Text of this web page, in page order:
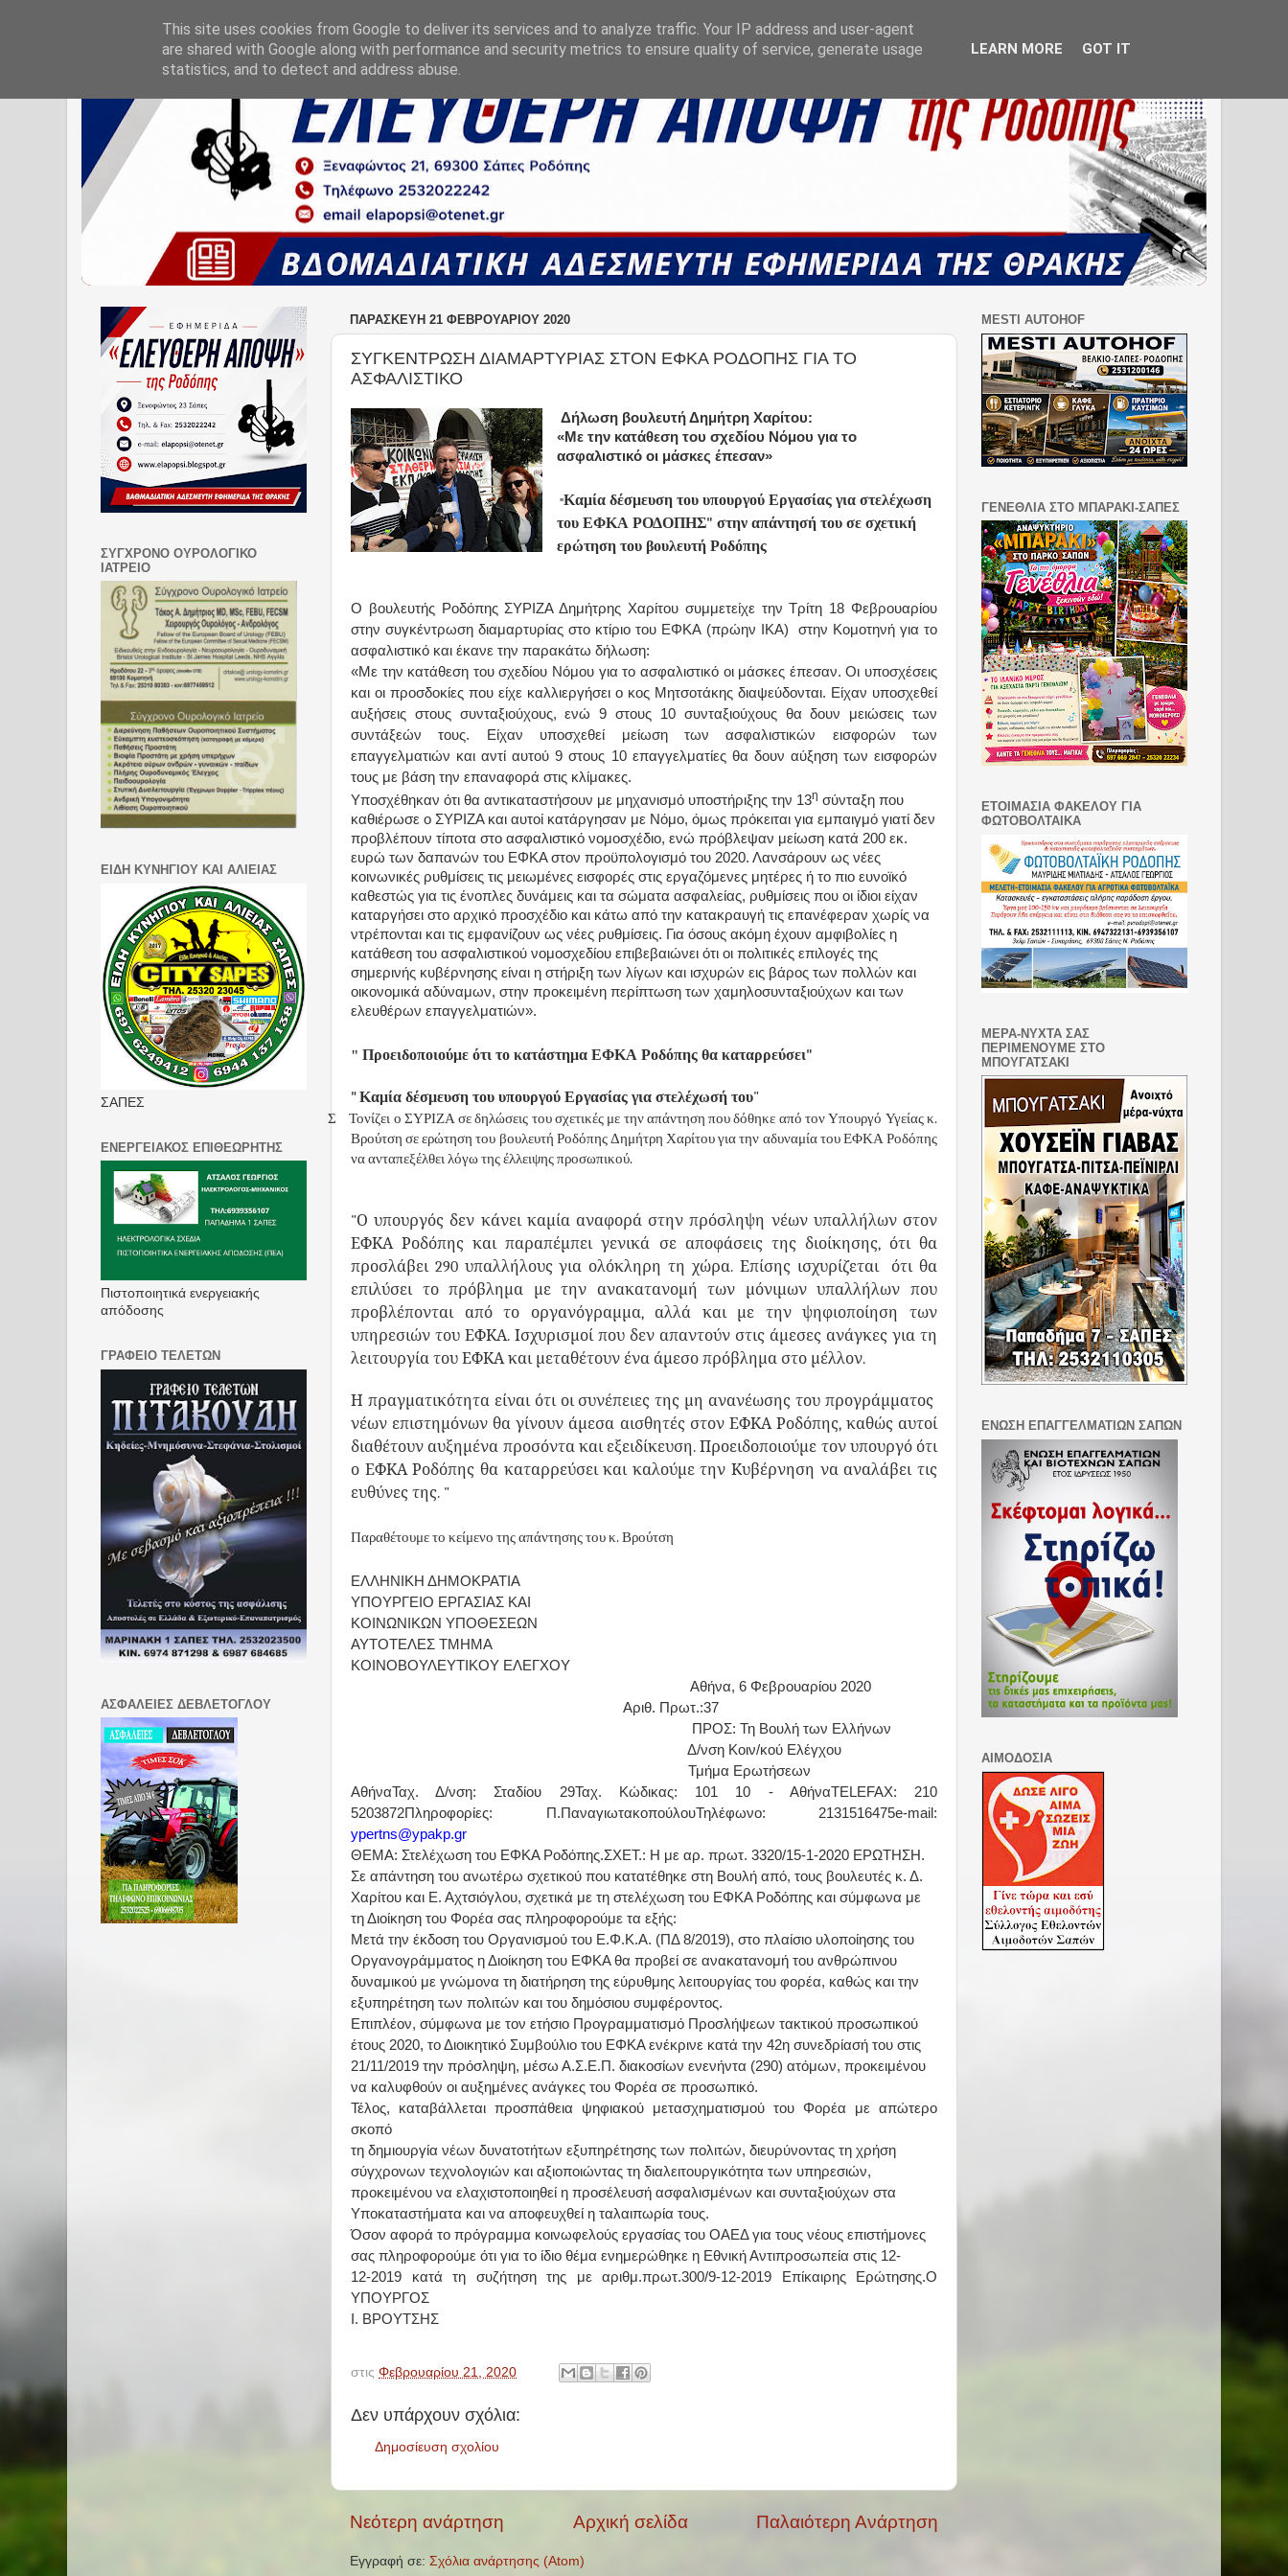
ΠΑΡΑΣΚΕΥΉ 21 ΦΕΒΡΟΥΑΡΊΟΥ 2020
ΣΥΓΚΕΝΤΡΩΣΗ ΔΙΑΜΑΡΤΥΡΙΑΣ ΣΤΟΝ ΕΦΚΑ ΡΟΔΟΠΗΣ ΓΙΑ ΤΟ
ΑΣΦΑΛΙΣΤΙΚΟ
Δήλωση βουλευτή Δημήτρη Χαρίτου:
«Με την κατάθεση του σχεδίου Νόμου για το
ασφαλιστικό οι μάσκες έπεσαν»
"Καμία δέσμευση του υπουργού Εργασίας για στελέχωση
του ΕΦΚΑ ΡΟΔΟΠΗΣ" στην απάντησή του σε σχετική
ερώτηση του βουλευτή Ροδόπης
Ο βουλευτής Ροδόπης ΣΥΡΙΖΑ Δημήτρης Χαρίτου συμμετείχε την Τρίτη 18 Φεβρουαρίου
στην συγκέντρωση διαμαρτυρίας στο κτίριο του ΕΦΚΑ (πρώην ΙΚΑ) στην Κομοτηνή για το
ασφαλιστικό και έκανε την παρακάτω δήλωση:
«Με την κατάθεση του σχεδίου Νόμου για το ασφαλιστικό οι μάσκες έπεσαν. Οι υποσχέσεις
και οι προσδοκίες που είχε καλλιεργήσει ο κος Μητσοτάκης διαψεύδονται. Είχαν υποσχεθεί
αυξήσεις στους συνταξιούχους, ενώ 9 στους 10 συνταξιούχους θα δουν μειώσεις των
συντάξεών τους. Είχαν υποσχεθεί μείωση των ασφαλιστικών εισφορών των
επαγγελματιών και αντί αυτού 9 στους 10 επαγγελματίες θα δουν αύξηση των εισφορών
τους με βάση την επαναφορά στις κλίμακες.
Υποσχέθηκαν ότι θα αντικαταστήσουν με μηχανισμό υποστήριξης την 13η σύνταξη που
καθιέρωσε ο ΣΥΡΙΖΑ και αυτοί κατάργησαν με Νόμο, όμως πρόκειται για εμπαιγμό γιατί δεν
προβλέπουν τίποτα στο ασφαλιστικό νομοσχέδιο, ενώ πρόβλεψαν μείωση κατά 200 εκ.
ευρώ των δαπανών του ΕΦΚΑ στον προϋπολογισμό του 2020. Λανσάρουν ως νέες
κοινωνικές ρυθμίσεις τις μειωμένες εισφορές στις εργαζόμενες μητέρες ή το πιο ευνοϊκό
καθεστώς για τις ένοπλες δυνάμεις και τα σώματα ασφαλείας, ρυθμίσεις που οι ίδιοι είχαν
καταργήσει στο αρχικό προσχέδιο και κάτω από την κατακραυγή τις επανέφεραν χωρίς να
ντρέπονται και τις εμφανίζουν ως νέες ρυθμίσεις. Για όσους ακόμη έχουν αμφιβολίες η
κατάθεση του ασφαλιστικού νομοσχεδίου επιβεβαιώνει ότι οι πολιτικές επιλογές της
σημερινής κυβέρνησης είναι η στήριξη των λίγων και ισχυρών εις βάρος των πολλών και
οικονομικά αδύναμων, στην προκειμένη περίπτωση των χαμηλοσυνταξιούχων και των
ελευθέρων επαγγελματιών».
" Προειδοποιούμε ότι το κατάστημα ΕΦΚΑ Ροδόπης θα καταρρεύσει"
"Καμία δέσμευση του υπουργού Εργασίας για στελέχωσή του"
Σ Τονίζει ο ΣΥΡΙΖΑ σε δηλώσεις του σχετικές με την απάντηση που δόθηκε από τον Υπουργό Υγείας κ.
Βρούτση σε ερώτηση του βουλευτή Ροδόπης Δημήτρη Χαρίτου για την αδυναμία του ΕΦΚΑ Ροδόπης
να ανταπεξέλθει λόγω της έλλειψης προσωπικού.
"Ο υπουργός δεν κάνει καμία αναφορά στην πρόσληψη νέων υπαλλήλων στον
ΕΦΚΑ Ροδόπης και παραπέμπει γενικά σε αποφάσεις της διοίκησης, ότι θα
προσλάβει 290 υπαλλήλους για ολόκληρη τη χώρα. Επίσης ισχυρίζεται ότι θα
επιλύσει το πρόβλημα με την ανακατανομή των μόνιμων υπαλλήλων που
προβλέπονται από το οργανόγραμμα, αλλά και με την ψηφιοποίηση των
υπηρεσιών του ΕΦΚΑ. Ισχυρισμοί που δεν απαντούν στις άμεσες ανάγκες για τη
λειτουργία του ΕΦΚΑ και μεταθέτουν ένα άμεσο πρόβλημα στο μέλλον.
Η πραγματικότητα είναι ότι οι συνέπειες της μη ανανέωσης του προγράμματος
νέων επιστημόνων θα γίνουν άμεσα αισθητές στον ΕΦΚΑ Ροδόπης, καθώς αυτοί
διαθέτουν αυξημένα προσόντα και εξειδίκευση. Προειδοποιούμε τον υπουργό ότι
ο ΕΦΚΑ Ροδόπης θα καταρρεύσει και καλούμε την Κυβέρνηση να αναλάβει τις
ευθύνες της. "
Παραθέτουμε το κείμενο της απάντησης του κ. Βρούτση
ΕΛΛΗΝΙΚΗ ΔΗΜΟΚΡΑΤΙΑ
ΥΠΟΥΡΓΕΙΟ ΕΡΓΑΣΙΑΣ ΚΑΙ
ΚΟΙΝΩΝΙΚΩΝ ΥΠΟΘΕΣΕΩΝ
ΑΥΤΟΤΕΛΕΣ ΤΜΗΜΑ
ΚΟΙΝΟΒΟΥΛΕΥΤΙΚΟΥ ΕΛΕΓΧΟΥ
Αθήνα,6 Φεβρουαρίου 2020
Αριθ. Πρωτ.:37
ΠΡΟΣ: Τη Βουλή των Ελλήνων
Δ/νση Κοιν/κού Ελέγχου
Τμήμα Ερωτήσεων
ΑθήναΤαχ. Δ/νση: Σταδίου 29Ταχ. Κώδικας: 101 10 - ΑθήναTELEFAX: 210
5203872Πληροφορίες: Π.ΠαναγιωτακοπούλουΤηλέφωνο: 2131516475e-mail:
ypertns@ypakp.gr
ΘΕΜΑ: Στελέχωση του ΕΦΚΑ Ροδόπης.ΣXET.: H με αρ. πρωτ. 3320/15-1-2020 ΕΡΩΤΗΣΗ.
Σε απάντηση του ανωτέρω σχετικού που κατατέθηκε στη Βουλή από, τους βουλευτές κ. Δ.
Χαρίτου και Ε. Αχτσιόγλου, σχετικά με τη στελέχωση του ΕΦΚΑ Ροδόπης και σύμφωνα με
τη Διοίκηση του Φορέα σας πληροφορούμε τα εξής:
Μετά την έκδοση του Οργανισμού του Ε.Φ.Κ.Α. (ΠΔ 8/2019), στο πλαίσιο υλοποίησης του
Οργανογράμματος η Διοίκηση του ΕΦΚΑ θα προβεί σε ανακατανομή του ανθρώπινου
δυναμικού με γνώμονα τη διατήρηση της εύρυθμης λειτουργίας του φορέα, καθώς και την
εξυπηρέτηση των πολιτών και του δημόσιου συμφέροντος.
Επιπλέον, σύμφωνα με τον ετήσιο Προγραμματισμό Προσλήψεων τακτικού προσωπικού
έτους 2020, το Διοικητικό Συμβούλιο του ΕΦΚΑ ενέκρινε κατά την 42η συνεδρίασή του στις
21/11/2019 την πρόσληψη, μέσω Α.Σ.Ε.Π. διακοσίων ενενήντα (290) ατόμων, προκειμένου
να καλυφθούν οι αυξημένες ανάγκες του Φορέα σε προσωπικό.
Τέλος, καταβάλλεται προσπάθεια ψηφιακού μετασχηματισμού του Φορέα με απώτερο
σκοπό
τη δημιουργία νέων δυνατοτήτων εξυπηρέτησης των πολιτών, διευρύνοντας τη χρήση
σύγχρονων τεχνολογιών και αξιοποιώντας τη διαλειτουργικότητα των υπηρεσιών,
προκειμένου να ελαχιστοποιηθεί η προσέλευσή ασφαλισμένων και συνταξιούχων στα
Υποκαταστήματα και να αποφευχθεί η ταλαιπωρία τους.
Όσον αφορά το πρόγραμμα κοινωφελούς εργασίας του ΟΑΕΔ για τους νέους επιστήμονες
σας πληροφορούμε ότι για το ίδιο θέμα ενημερώθηκε η Εθνική Αντιπροσωπεία στις 12-
12-2019 κατά τη συζήτηση της με αριθμ.πρωτ.300/9-12-2019 Επίκαιρης Ερώτησης.Ο
ΥΠΟΥΡΓΟΣ
Ι. ΒΡΟΥΤΣΗΣ
στις Φεβρουαρίου 21, 2020
Δεν υπάρχουν σχόλια:
Δημοσίευση σχολίου
Νεότερη ανάρτηση Παλαιότερη Ανάρτηση
Αρχική σελίδα
Εγγραφή σε: Σχόλια ανάρτησης (Atom)
ΣΥΓΧΡΟΝΟ ΟΥΡΟΛΟΓΙΚΟ
ΙΑΤΡΕΙΟ
ΕΙΔΗ ΚΥΝΗΓΙΟΥ ΚΑΙ ΑΛΙΕΙΑΣ
ΣΑΠΕΣ
ΕΝΕΡΓΕΙΑΚΟΣ ΕΠΙΘΕΩΡΗΤΗΣ
Πιστοποιητικά ενεργειακής
απόδοσης
ΓΡΑΦΕΙΟ ΤΕΛΕΤΩΝ
ΑΣΦΑΛΕΙΕΣ ΔΕΒΛΕΤΟΓΛΟΥ
MESTI AUTOHOF
ΓΕΝΕΘΛΙΑ ΣΤΟ ΜΠΑΡΑΚΙ-ΣΑΠΕΣ
ΕΤΟΙΜΑΣΙΑ ΦΑΚΕΛΟΥ ΓΙΑ
ΦΩΤΟΒΟΛΤΑΙΚΑ
ΜΕΡΑ-ΝΥΧΤΑ ΣΑΣ
ΠΕΡΙΜΕΝΟΥΜΕ ΣΤΟ
ΜΠΟΥΓΑΤΣΑΚΙ
ΕΝΩΣΗ ΕΠΑΓΓΕΛΜΑΤΙΩΝ ΣΑΠΩΝ
ΑΙΜΟΔΟΣΙΑ
This site uses cookies from Google to deliver its services and to analyze traffic. Your IP address and user-agent
are shared with Google along with performance and security metrics to ensure quality of service, generate usage
statistics, and to detect and address abuse.
LEARN MORE GOT IT